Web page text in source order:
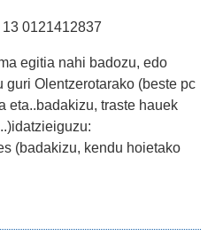
0121412837
egitia nahi badozu, edo
Olentzerotarako (beste pc
eta..badakizu, traste hauek
(badakizu, kendu hoietako